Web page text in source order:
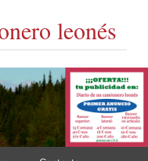
leonés